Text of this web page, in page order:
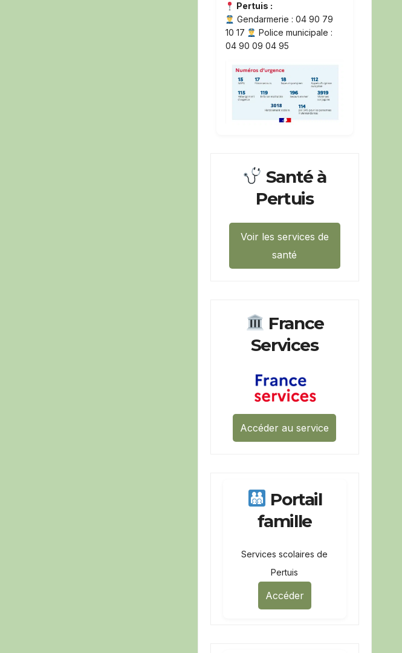
Pertuis :
Gendarmerie : 04 90 79
10 17
Police municipale :
04 90 09 04 95
Santé à
Pertuis
Voir les services de
santé
France
Services
Accéder au service
Portail
famille
Services scolaires de
Pertuis
Accéder